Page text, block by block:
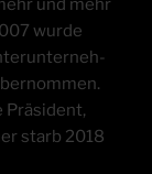
und mehr
wur­de
Prä­si­dent,
starb 2018